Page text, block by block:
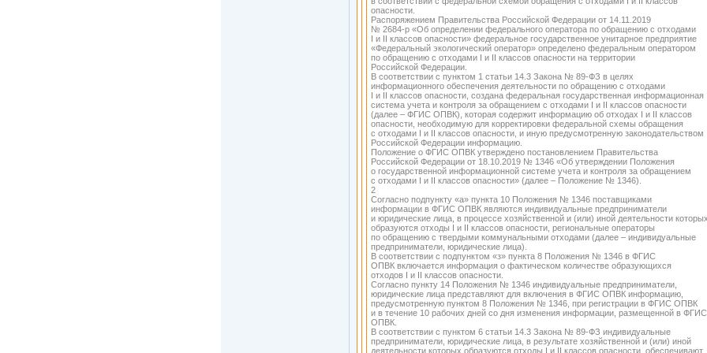
опасности.
Распоряжением Правительства Российской Федерации от 14.11.2019
№ 2684-р «Об определении федерального оператора по обращению с отходами
I и II классов опасности» федеральное государственное унитарное предприятие
«Федеральный экологический оператор» определено федеральным оператором
по обращению с отходами I и II классов опасности на территории
Российской Федерации.
В соответствии с пунктом 1 статьи 14.3 Закона № 89-ФЗ в целях
информационного обеспечения деятельности по обращению с отходами
I и II классов опасности, создана федеральная государственная информационная
система учета и контроля за обращением с отходами I и II классов опасности
(далее – ФГИС ОПВК), которая содержит информацию об отходах I и II классов
опасности, необходимую для корректировки федеральной схемы обращения
с отходами I и II классов опасности, и иную предусмотренную законодательством
Российской Федерации информацию.
Положение о ФГИС ОПВК утверждено постановлением Правительства
Российской Федерации от 18.10.2019 № 1346 «Об утверждении Положения
о государственной информационной системе учета и контроля за обращением
с отходами I и II классов опасности» (далее – Положение № 1346).
2
Согласно подпункту «а» пункта 10 Положения № 1346 поставщиками
информации в ФГИС ОПВК являются индивидуальные предприниматели
и юридические лица, в процессе хозяйственной и (или) иной деятельности
образуются отходы I и II классов опасности, региональные операторы
по обращению с твердыми коммунальными отходами (далее – индивидуальные
предприниматели, юридические лица).
В соответствии с подпунктом «з» пункта 8 Положения № 1346 в ФГИС
ОПВК включается информация о фактическом количестве образующихся
отходов I и II классов опасности.
Согласно пункту 14 Положения № 1346 индивидуальные предприниматели,
юридические лица представляют для включения в ФГИС ОПВК информацию,
предусмотренную пунктом 8 Положения № 1346, при регистрации в ФГИС ОПВК
и в течение 10 рабочих дней со дня изменения информации, размещенной в ФГИС
ОПВК.
В соответствии с пунктом 6 статьи 14.3 Закона № 89-ФЗ индивидуальные
предприниматели, юридические лица, в результате хозяйственной и (или) иной
деятельности которых образуются отходы I и II классов опасности, обеспечивают